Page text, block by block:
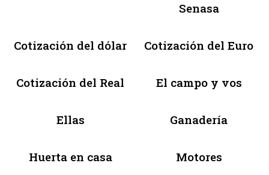
Senasa
Cotización del dólar Cotización del Euro
Cotización del Real El campo y vos
Ellas Ganadería
Huerta en casa Motores